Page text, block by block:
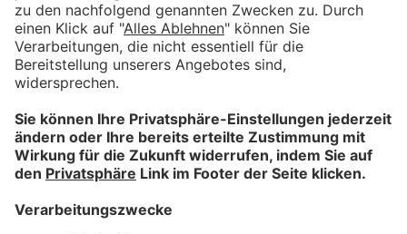
Für Anbieter
Mitmachen lohnt sich!
Machen Sie mit tollen Angeboten auf sich aufmerksam.
Hier mehr erfahren.
Information
Datenschutz